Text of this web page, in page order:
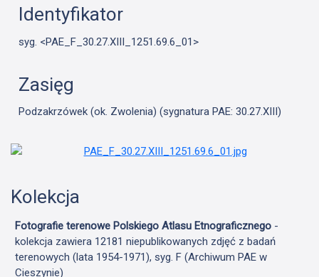
Identyfikator
syg. <PAE_F_30.27.XIII_1251.69.6_01>
Zasięg
Podzakrzówek (ok. Zwolenia) (sygnatura PAE: 30.27.XIII)
Kolekcja
Fotografie terenowe Polskiego Atlasu Etnograficznego -
kolekcja zawiera 12181 niepublikowanych zdjęć z badań
terenowych (lata 1954-1971), syg. F (Archiwum PAE w
Cieszynie)